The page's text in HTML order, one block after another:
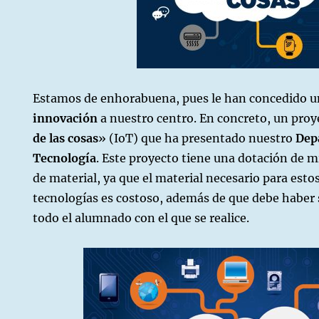
Estamos de enhorabuena, pues le han concedido
innovación a nuestro centro. En concreto, un
de las cosas» (IoT) que ha presentado nuestro
Tecnología. Este proyecto tiene una dotación de
de material, ya que el material necesario para
tecnologías es costoso, además de que debe
todo el alumnado con el que se realice.